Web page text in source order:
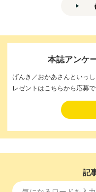
本誌アンケ
げんき／おかあさんといっ
レゼントはこちらから応募で
記